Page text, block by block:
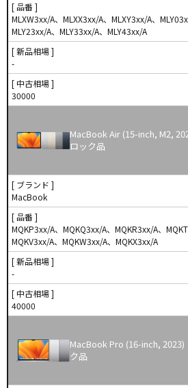
[ 品番 ]
MLXW3xx/A、MLXX3xx/A、MLXY3xx/A、
MLY23xx/A、MLY33xx/A、MLY43xx/A
[ 新品相場 ]
-
[ 中古相場 ]
30000
MacBook Air (15-inch, M2,
ロック品
[ ブランド ]
MacBook
[ 品番 ]
MQKP3xx/A、MQKQ3xx/A、MQKR3xx/A、
MQKV3xx/A、MQKW3xx/A、MQKX3xx/A
[ 新品相場 ]
-
[ 中古相場 ]
40000
MacBook Pro (16-inch,
ク品